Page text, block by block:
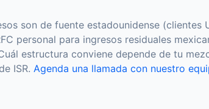
son de fuente estadounidense (clientes
personal para ingresos residuales
estructura conviene depende de tu
ISR. Agenda una llamada con nuestro